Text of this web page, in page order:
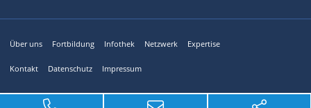
Über uns Fortbildung Infothek Netzwerk Expertise
Kontakt Datenschutz Impressum